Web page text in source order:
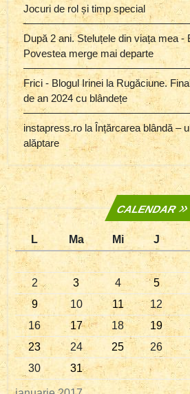
Jocuri de rol și timp special
După 2 ani. Steluțele din viața mea -
Povestea merge mai departe
Frici - Blogul Irinei la Rugăciune.
de an 2024 cu blândețe
instapress.ro la Înțărcarea blândă –
alăptare
CALENDAR
L Ma Mi J
2
3 4 5
9
10 11 12
16
17 18 19
23
24 25 26
30
31